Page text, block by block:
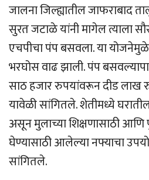
जालना जिल्ह्यातील जाफराबाद
सुरत जटाळे यांनी मागेल त्याला
एचपीचा पंप बसवला. या योजनेमुळे
भरघोस वाढ झाली. पंप
साठ हजार रुपयांवरून दीड लाख
यावेळी सांगितले. शेतीमध्ये
असून मुलाच्या शिक्षणासाठी आणि
घेण्यासाठी आलेल्या नफ्याचा
सांगितले.